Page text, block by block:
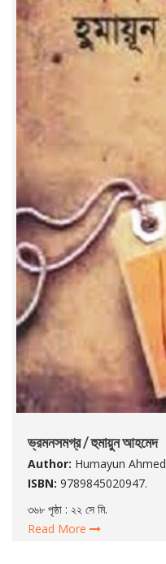
ভ্রমনসমগ্র / হুমায়ুন আহমেদ
Author: Humayun Ahmed
ISBN: 9789845020947.
৩৬৮ পৃষ্ঠা : ২২ সে মি.
Read More